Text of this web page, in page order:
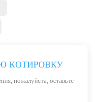
КОТИРОВКУ
пожалуйста, оставьте